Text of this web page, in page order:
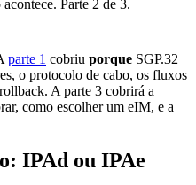
Parte 2 de 3.
parte 1 cobriu porque SGP.32
o protocolo de cabo, os fluxos
A parte 3 cobrirá a
como escolher um eIM, e a
IPAd ou IPAe